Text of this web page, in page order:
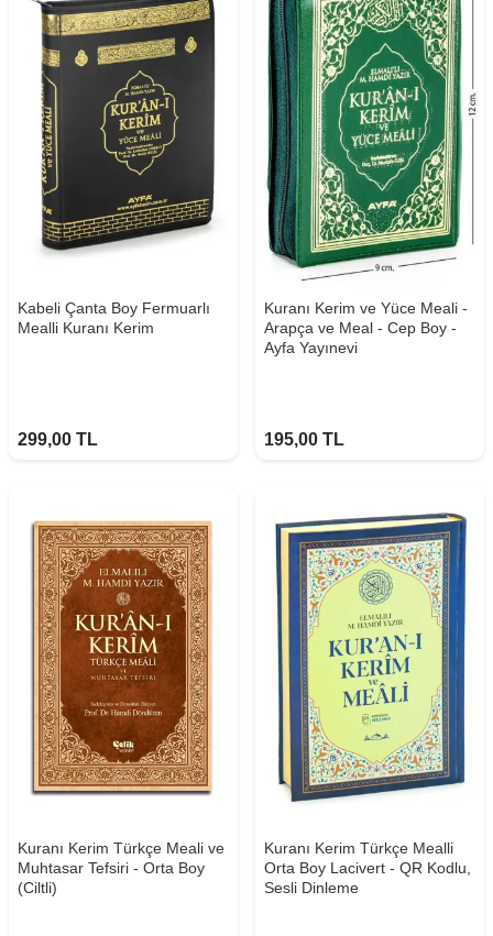
Kabeli Çanta Boy Fermuarlı
Mealli Kuranı Kerim
299,00 TL
Kuranı Kerim ve Yüce Meali -
Arapça ve Meal - Cep Boy -
Ayfa Yayınevi
195,00 TL
Kuranı Kerim Türkçe Meali ve
Muhtasar Tefsiri - Orta Boy
(Ciltli)
Kuranı Kerim Türkçe Mealli
Orta Boy Lacivert - QR Kodlu,
Sesli Dinleme